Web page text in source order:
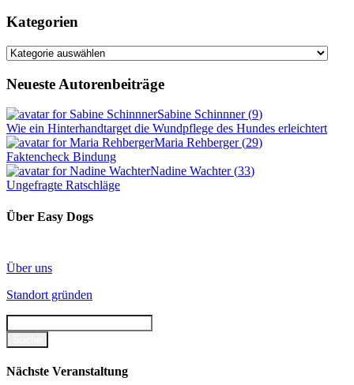
Kategorien
Kategorien
Neueste Autorenbeiträge
Sabine Schinnner(9)
Wie ein Hinterhandtarget die Wundpflege des Hundes erleichtert
Maria Rehberger(29)
Faktencheck Bindung
Nadine Wachter(33)
Ungefragte Ratschläge
Über Easy Dogs
Über uns
Standort gründen
Nächste Veranstaltung